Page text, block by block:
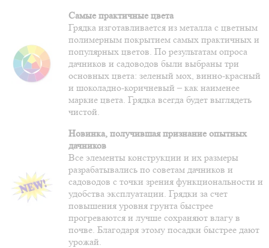
Самые практичные цвета
Грядка изготавливается из металла с цветным
полимерным покрытием самых практичных и
популярных цветов. По результатам опроса
дачников и садоводов были выбраны три
основных цвета: зеленый мох, винно-красный
и шоколадно-коричневый – как наименее
маркие цвета. Грядка всегда будет выглядеть
чистой.
Новинка, получившая признание опытных
дачников
Все элементы конструкции и их размеры
разрабатывались по советам дачников и
садоводов с точки зрения функциональности и
удобства эксплуатации. Грядки за счет
повышения уровня грунта быстрее
прогреваются и лучше сохраняют влагу в
почве. Благодаря этому посадки быстрее дают
урожай.